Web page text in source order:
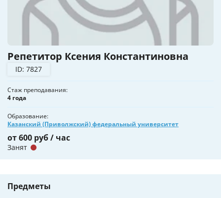
Репетитор Ксения Константиновна
ID: 7827
Стаж преподавания
4 года
Образование
Казанский (Приволжский) федеральный университет
от 600 руб / час
Занят
Предметы